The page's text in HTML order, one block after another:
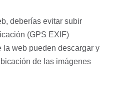
deberías evitar subir
(GPS EXIF)
la web pueden descargar y
de las imágenes